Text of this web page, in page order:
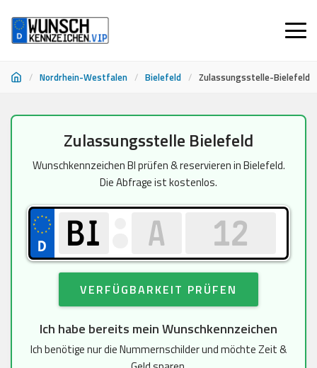
/ Nordrhein-Westfalen / Bielefeld / Zulassungsstelle-Bielefeld
springen
Zulassungsstelle Bielefeld
Wunschkennzeichen BI prüfen & reservieren in Bielefeld.
Die Abfrage ist kostenlos.
VERFÜGBARKEIT PRÜFEN
Ich habe bereits mein Wunschkennzeichen
Ich benötige nur die Nummernschilder und möchte Zeit &